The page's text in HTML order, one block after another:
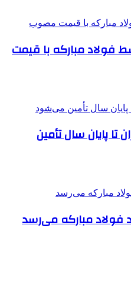
فولاد مبارکه با قیمت
پایان سال تأمین
فولاد مبارکه می‌رسد